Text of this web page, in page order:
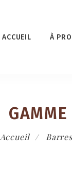
ACCUEIL À
Accueil